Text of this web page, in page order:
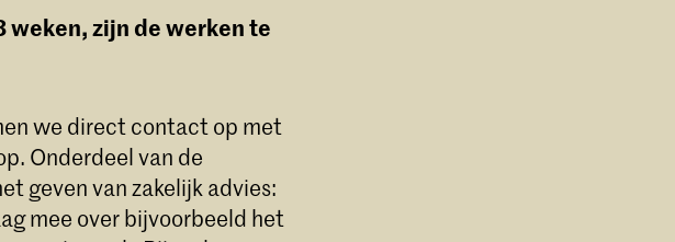
weken, zijn de werken te
we direct contact op met
Onderdeel van de
geven van zakelijk advies:
mee over bijvoorbeeld het